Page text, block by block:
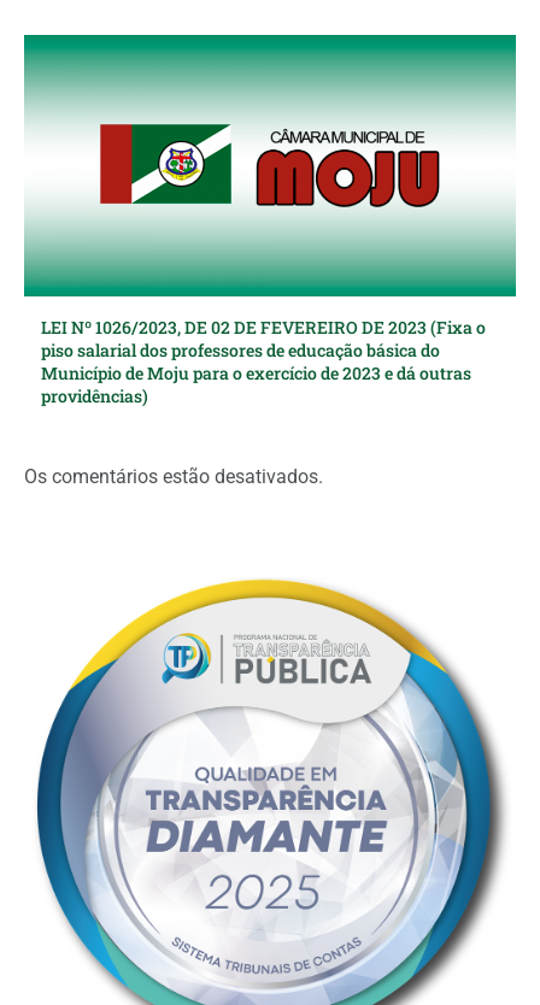
LEI Nº 1026/2023, DE 02 DE FEVEREIRO DE 2023 (Fixa o
piso salarial dos professores de educação básica do
Município de Moju para o exercício de 2023 e dá outras
providências)
Os comentários estão desativados.